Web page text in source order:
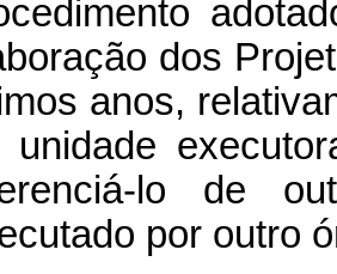
dos
anos,
unidade
lo de
por outro